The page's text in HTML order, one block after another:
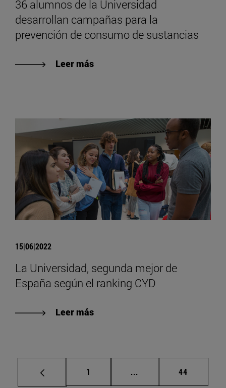
36 alumnos de la Universidad
desarrollan campañas para la
prevención de consumo de sustancias
Leer más
15|06|2022
La Universidad, segunda mejor de
España según el ranking CYD
Leer más
Página
1 ... Páginas intermedias
Página
44